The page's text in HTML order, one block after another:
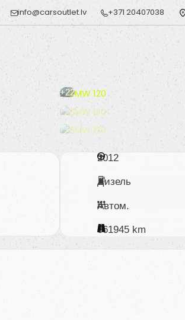
info@carsoutlet.lv +371 20407038
+22
2012
Дизель
Автом.
361945 km